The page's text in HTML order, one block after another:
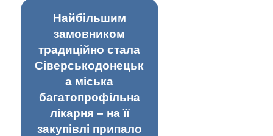
Найбільшим
замовником
традиційно стала
Сіверськодонецьк
а міська
багатопрофільна
лікарня – на її
закупівлі припало